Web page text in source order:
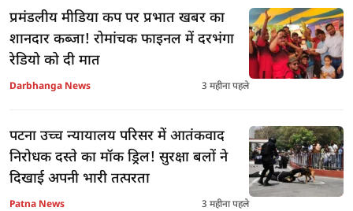
प्रमंडलीय मीडिया कप पर प्रभात खबर का
शानदार कब्जा! रोमांचक फाइनल में दरभंगा
रेडियो को दी मात
Darbhanga News 3 महीना पहले
पटना उच्च न्यायालय परिसर में आतंकवाद
निरोधक दस्ते का मॉक ड्रिल! सुरक्षा बलों ने
दिखाई अपनी भारी तत्परता
Patna News 3 महीना पहले